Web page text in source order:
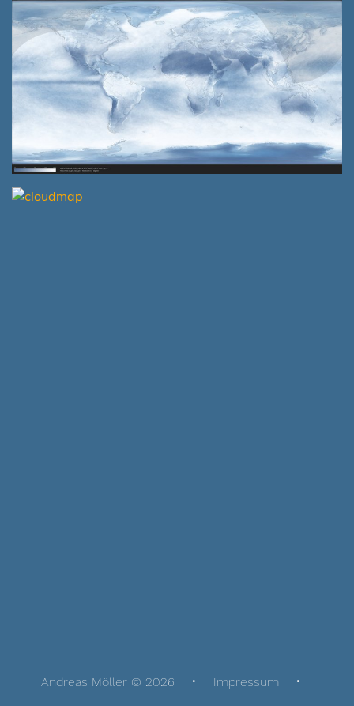
Andreas Möller © 2026
Impressum